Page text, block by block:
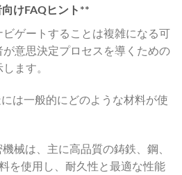
けFAQヒント**
ゲートすることは複雑になる可
意思決定プロセスを導くための
ます。
は一般的にどのような材料が使
械は、主に高品質の鋳鉄、鋼、
を使用し、耐久性と最適な性能